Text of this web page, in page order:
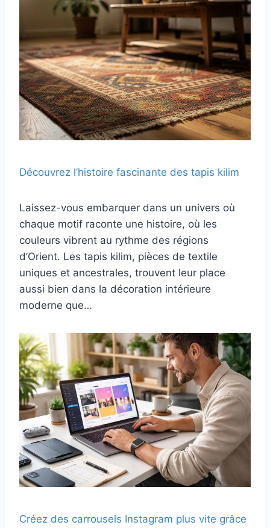
Découvrez l’histoire fascinante des tapis kilim
Laissez-vous embarquer dans un univers où
chaque motif raconte une histoire, où les
couleurs vibrent au rythme des régions
d’Orient. Les tapis kilim, pièces de textile
uniques et ancestrales, trouvent leur place
aussi bien dans la décoration intérieure
moderne que…
Créez des carrousels Instagram plus vite grâce